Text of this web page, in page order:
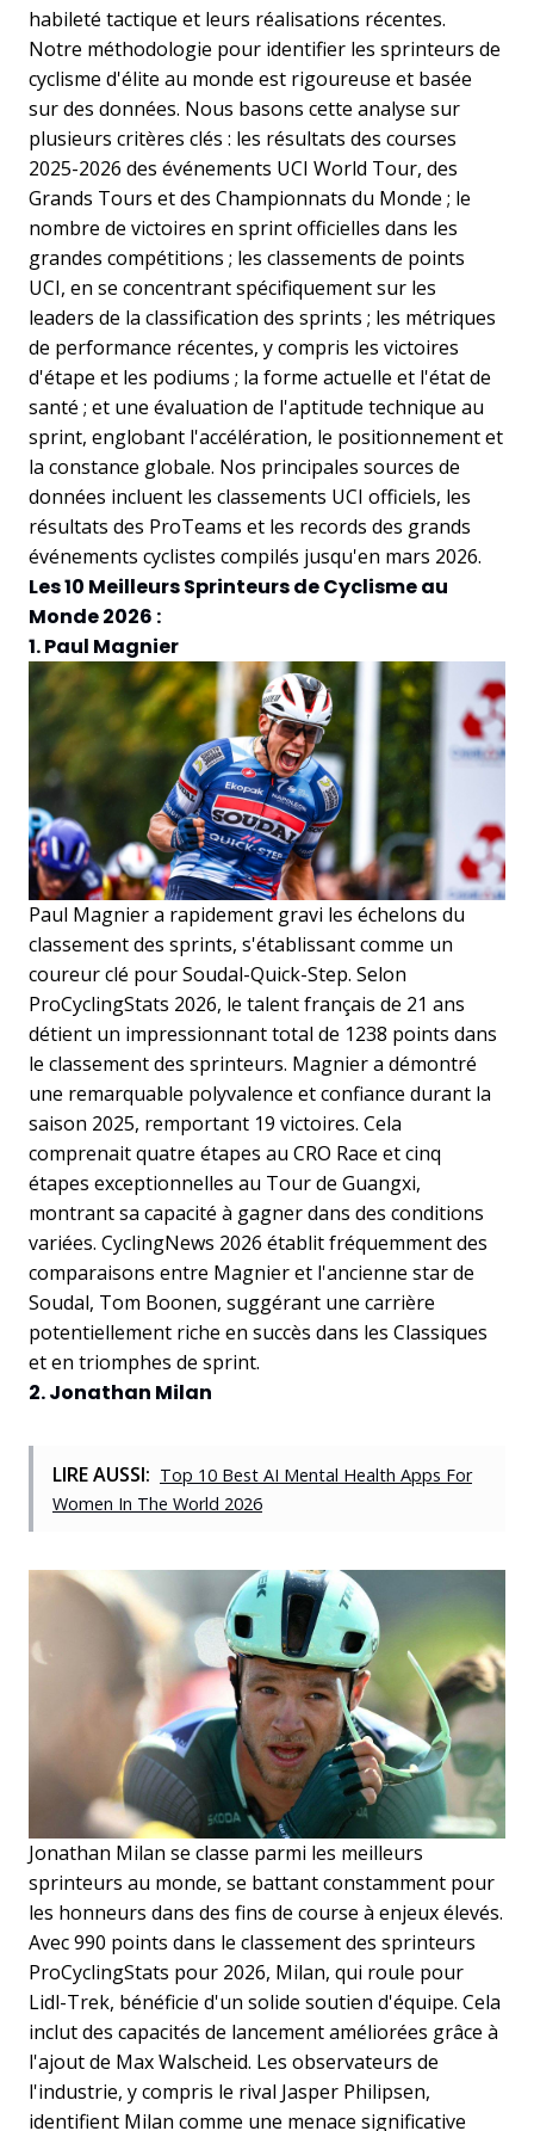
habileté tactique et leurs réalisations récentes.
Notre méthodologie pour identifier les sprinteurs de
cyclisme d'élite au monde est rigoureuse et basée
sur des données. Nous basons cette analyse sur
plusieurs critères clés : les résultats des courses
2025-2026 des événements UCI World Tour, des
Grands Tours et des Championnats du Monde ; le
nombre de victoires en sprint officielles dans les
grandes compétitions ; les classements de points
UCI, en se concentrant spécifiquement sur les
leaders de la classification des sprints ; les métriques
de performance récentes, y compris les victoires
d'étape et les podiums ; la forme actuelle et l'état de
santé ; et une évaluation de l'aptitude technique au
sprint, englobant l'accélération, le positionnement et
la constance globale. Nos principales sources de
données incluent les classements UCI officiels, les
résultats des ProTeams et les records des grands
événements cyclistes compilés jusqu'en mars 2026.
Les 10 Meilleurs Sprinteurs de Cyclisme au
Monde 2026 :
1. Paul Magnier
Paul Magnier a rapidement gravi les échelons du
classement des sprints, s'établissant comme un
coureur clé pour Soudal-Quick-Step. Selon
ProCyclingStats 2026, le talent français de 21 ans
détient un impressionnant total de 1238 points dans
le classement des sprinteurs. Magnier a démontré
une remarquable polyvalence et confiance durant la
saison 2025, remportant 19 victoires. Cela
comprenait quatre étapes au CRO Race et cinq
étapes exceptionnelles au Tour de Guangxi,
montrant sa capacité à gagner dans des conditions
variées. CyclingNews 2026 établit fréquemment des
comparaisons entre Magnier et l'ancienne star de
Soudal, Tom Boonen, suggérant une carrière
potentiellement riche en succès dans les Classiques
et en triomphes de sprint.
2. Jonathan Milan
LIRE AUSSI: Top 10 Best AI Mental Health Apps For
Women In The World 2026
Jonathan Milan se classe parmi les meilleurs
sprinteurs au monde, se battant constamment pour
les honneurs dans des fins de course à enjeux élevés.
Avec 990 points dans le classement des sprinteurs
ProCyclingStats pour 2026, Milan, qui roule pour
Lidl-Trek, bénéficie d'un solide soutien d'équipe. Cela
inclut des capacités de lancement améliorées grâce à
l'ajout de Max Walscheid. Les observateurs de
l'industrie, y compris le rival Jasper Philipsen,
identifient Milan comme une menace significative